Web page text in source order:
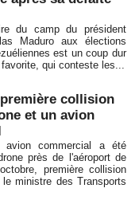
du camp du président
Maduro aux élections
est un coup dur
qui conteste les...
collision
et un avion
avion commercial a été
près de l'aéroport de
première collision
ministre des Transports